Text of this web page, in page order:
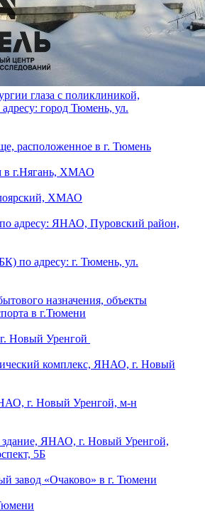
глаза с поликлиникой,
город Тюмень, ул.
расположенное в г. Тюмень
в г.Нягань, ХМАО
ХМАО
адресу: ЯНАО, Пуровский район,
по адресу: г. Тюмень, ул.
назначения, объекты
в г.Тюмени
Новый Уренгой
комплекс, ЯНАО, г. Новый
г. Новый Уренгой, м-н
здание, ЯНАО, г. Новый Уренгой,
5Б
завод «Очаково» в г. Тюмени